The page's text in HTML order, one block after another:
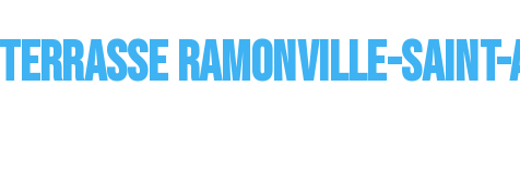
Ramonville-Saint-